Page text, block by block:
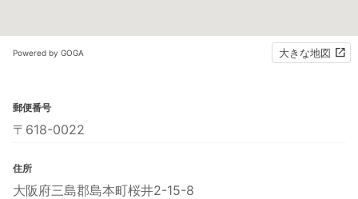
Powered by GOGA 大きな地図
郵便番号
〒618-0022
住所
大阪府三島郡島本町桜井2-15-8